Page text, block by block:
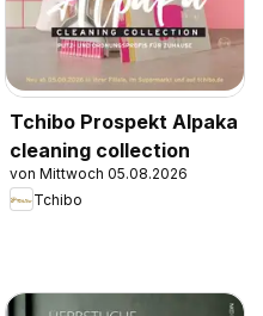
Tchibo Prospekt Alpaka
cleaning collection
von Mittwoch 05.08.2026
Tchibo